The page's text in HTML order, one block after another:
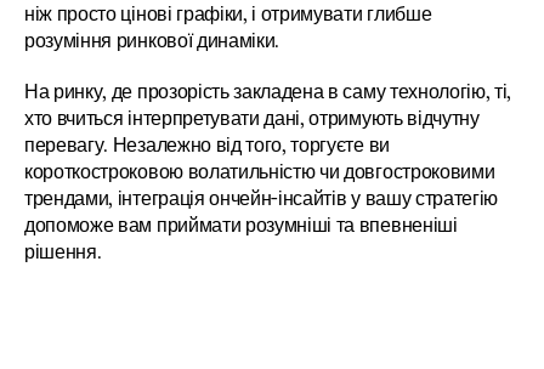
ніж просто цінові графіки, і отримувати глибше
розуміння ринкової динаміки.
На ринку, де прозорість закладена в саму технологію, ті,
хто вчиться інтерпретувати дані, отримують відчутну
перевагу. Незалежно від того, торгуєте ви
короткостроковою волатильністю чи довгостроковими
трендами, інтеграція ончейн-інсайтів у вашу стратегію
допоможе вам приймати розумніші та впевненіші
рішення.